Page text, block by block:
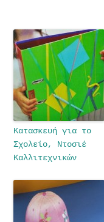
Κατασκευή για το
Σχολείο, Ντοσιέ
Καλλιτεχνικών